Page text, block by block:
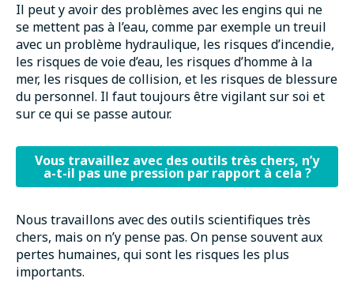
Il peut y avoir des problèmes avec les engins qui ne
se mettent pas à l’eau, comme par exemple un treuil
avec un problème hydraulique, les risques d’incendie,
les risques de voie d’eau, les risques d’homme à la
mer, les risques de collision, et les risques de blessure
du personnel. Il faut toujours être vigilant sur soi et
sur ce qui se passe autour.
Vous travaillez avec des outils très chers, n’y
a-t-il pas une pression par rapport à cela ?
Nous travaillons avec des outils scientifiques très
chers, mais on n’y pense pas. On pense souvent aux
pertes humaines, qui sont les risques les plus
importants.